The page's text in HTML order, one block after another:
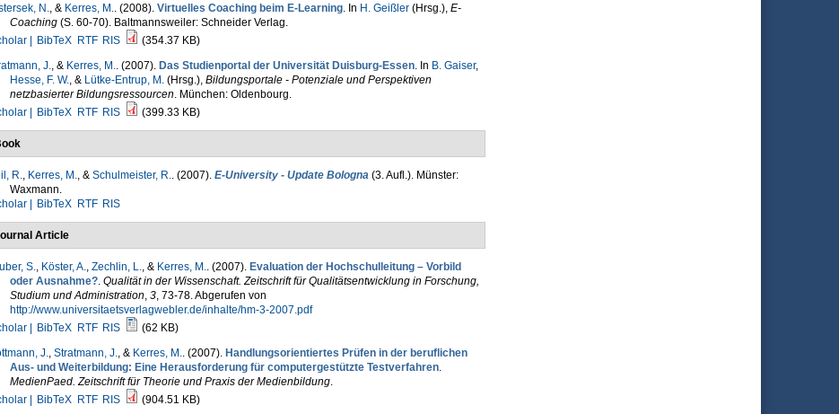
N., & Kerres, M.. (2008). Virtuelles Coaching beim E-Learning. In H. Geißler(Hrsg.), E-
Coaching(S. 60-70). Baltmannsweiler: Schneider Verlag.
|
BibTeX RTF RIS
(354.37 KB)
J., & Kerres, M.. (2007). Das Studienportal der Universität Duisburg-Essen. In B. Gaiser,
Hesse, F. W., & Lütke-Entrup, M.(Hrsg.), Bildungsportale - Potenziale und Perspektiven
netzbasierter Bildungsressourcen. München: Oldenbourg.
|
BibTeX RTF RIS (399.33 KB)
R., Kerres, M., & Schulmeister, R.. (2007). E-University - Update Bologna(3. Aufl.). Münster:
Waxmann.
|
BibTeX RTF RIS
Article
S., Köster, A., Zechlin, L., & Kerres, M.. (2007). Evaluation der Hochschulleitung – Vorbild
oder Ausnahme?. Qualität in der Wissenschaft. Zeitschrift für Qualitätsentwicklung in Forschung,
Studium und Administration, 3, 73-78. Abgerufen von
http://www.universitaetsverlagwebler.de/inhalte/hm-3-2007.pdf
|
BibTeX RTF RIS
(62 KB)
J., Stratmann, J., & Kerres, M.. (2007). Handlungsorientiertes Prüfen in der beruflichen
Aus- und Weiterbildung: Eine Herausforderung für computergestützte Testverfahren.
MedienPaed. Zeitschrift für Theorie und Praxis der Medienbildung.
|
BibTeX RTF RIS (904.51 KB)